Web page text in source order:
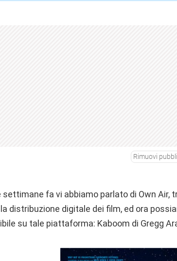
Rimuovi
settimane fa vi abbiamo parlato di Own
distribuzione digitale dei film, ed ora
su tale piattaforma: Kaboom di Gregg